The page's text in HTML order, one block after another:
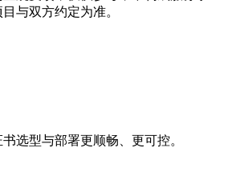
与双方约定为准。
选型与部署更顺畅、更可控。